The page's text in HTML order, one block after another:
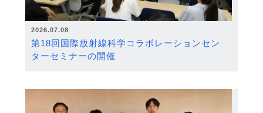
2026.07.08
第18回国際放射線科学コラボレーションセン
ターセミナーの開催